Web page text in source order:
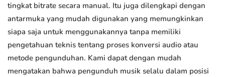
tingkat bitrate secara manual. Itu juga dilengkapi dengan
antarmuka yang mudah digunakan yang memungkinkan
siapa saja untuk menggunakannya tanpa memiliki
pengetahuan teknis tentang proses konversi audio atau
metode pengunduhan. Kami dapat dengan mudah
mengatakan bahwa pengunduh musik selalu dalam posisi